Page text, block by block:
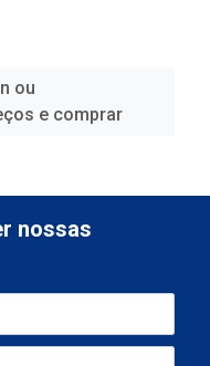
ou
e comprar
nossas